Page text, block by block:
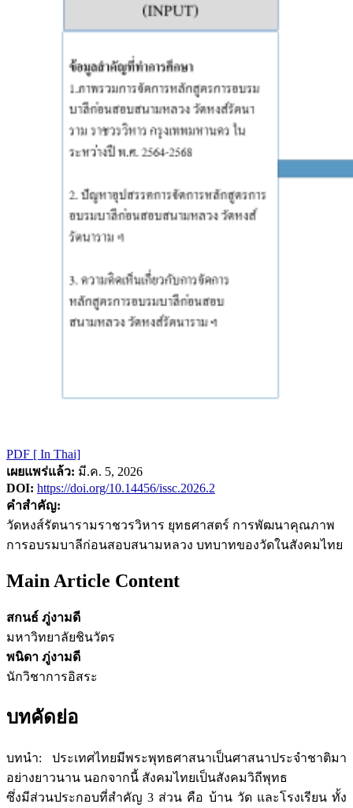
PDF [ In Thai]
เผยแพร่แล้ว: มี.ค. 5, 2026
DOI: https://doi.org/10.14456/issc.2026.2
คำสำคัญ:
วัดหงส์รัตนารามราชวรวิหาร ยุทธศาสตร์ การพัฒนาคุณภาพ
การอบรมบาลีก่อนสอบสนามหลวง บทบาทของวัดในสังคมไทย
Main Article Content
สกนธ์ ภู่งามดี
มหาวิทยาลัยชินวัตร
พนิดา ภู่งามดี
นักวิชาการอิสระ
บทคัดย่อ
บทนำ: ประเทศไทยมีพระพุทธศาสนาเป็นศาสนาประจำชาติมา
อย่างยาวนาน นอกจากนี้ สังคมไทยเป็นสังคมวิถีพุทธ
ซึ่งมีส่วนประกอบที่สำคัญ 3 ส่วน คือ บ้าน วัด และโรงเรียน ทั้ง